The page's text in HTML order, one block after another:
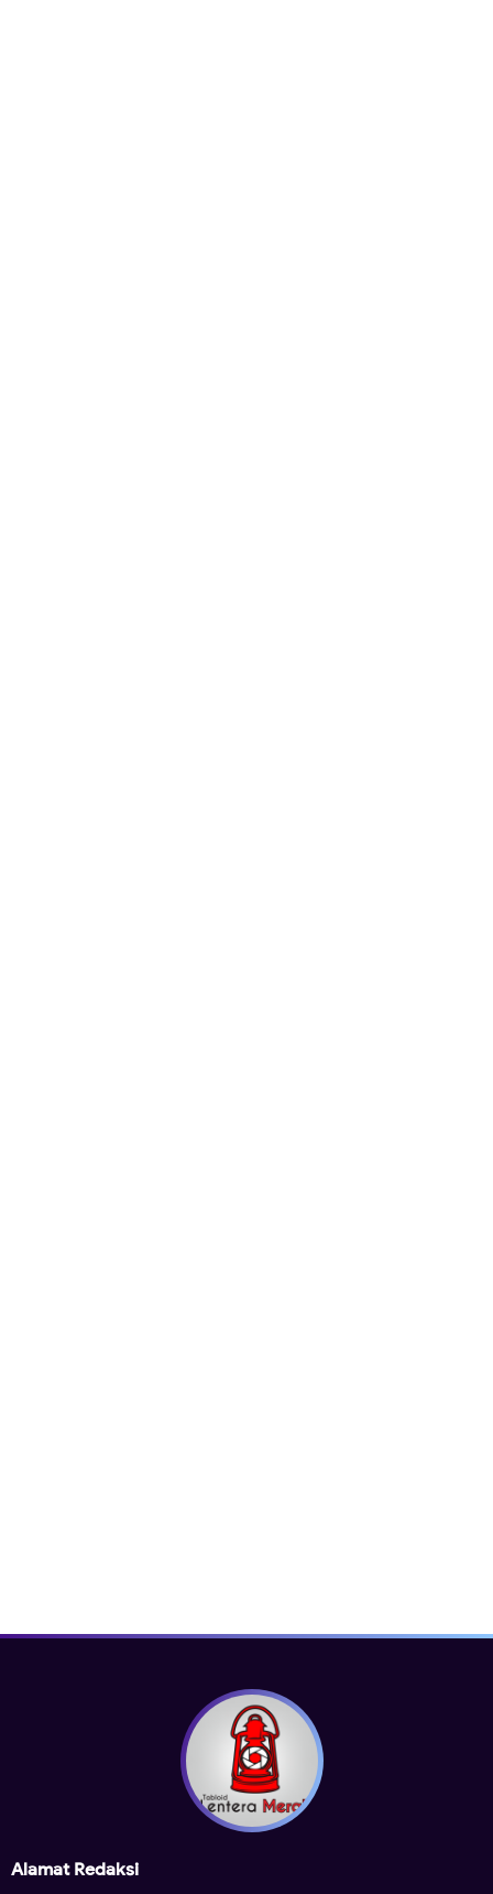
Alamat Redaksi